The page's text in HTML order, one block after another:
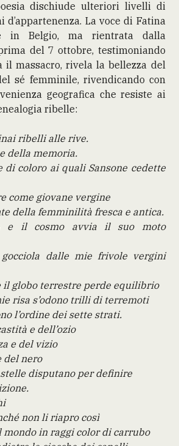
dischiude ulteriori livelli di
d’appartenenza. La voce di Fatina
in Belgio, ma rientrata dalla
del 7 ottobre, testimoniando
il massacro, rivela la bellezza del
sé femminile, rivendicando con
geografica che resiste ai
ribelle:
ribelli alle rive.
della memoria.
di coloro ai quali Sansone cedette
come giovane vergine
della femminilità fresca e antica.
e il cosmo avvia il suo moto
dalle mie frivole vergini
il globo terrestre perde equilibrio
risa s’odono trilli di terremoti
l’ordine dei sette strati.
e dell’ozio
e del vizio
del nero
disputano per definire
non li riapro così
mondo in raggi color di carrubo